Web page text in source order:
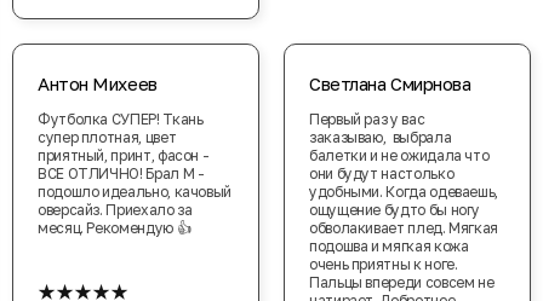
Антон Михеев
Футболка СУПЕР! Ткань
супер плотная, цвет
приятный, принт, фасон -
ВСЕ ОТЛИЧНО! Брал М -
подошло идеально, качовый
оверсайз. Приехало за
месяц. Рекомендую 👍
★★★★★
Светлана Смирнова
Первый раз у вас
заказываю, выбрала
балетки и не ожидала что
они будут настолько
удобными. Когда одеваешь,
ощущение будто бы ногу
обволакивает плед. Мягкая
подошва и мягкая кожа
очень приятны к ноге.
Пальцы впереди совсем не